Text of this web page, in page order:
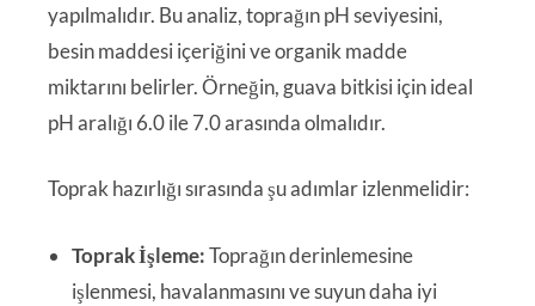
yapılmalıdır. Bu analiz, toprağın pH seviyesini,
besin maddesi içeriğini ve organik madde
miktarını belirler. Örneğin, guava bitkisi için ideal
pH aralığı 6.0 ile 7.0 arasında olmalıdır.
Toprak hazırlığı sırasında şu adımlar izlenmelidir:
Toprak İşleme:Toprağın derinlemesine
işlenmesi, havalanmasını ve suyun daha iyi